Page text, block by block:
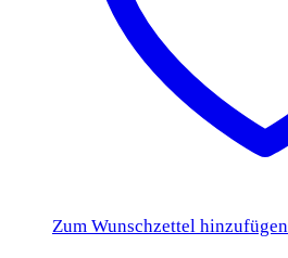
Zum Wunschzettel hinzufügen